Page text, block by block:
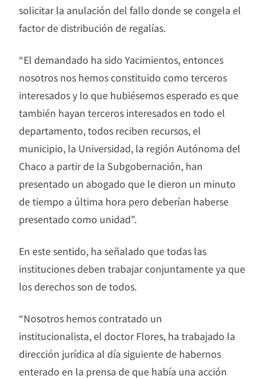
solicitar la anulación del fallo donde se congela el
factor de distribución de regalías.
“El demandado ha sido Yacimientos, entonces
nosotros nos hemos constituido como terceros
interesados y lo que hubiésemos esperado es que
también hayan terceros interesados en todo el
departamento, todos reciben recursos, el
municipio, la Universidad, la región Autónoma del
Chaco a partir de la Subgobernación, han
presentado un abogado que le dieron un minuto
de tiempo a última hora pero deberían haberse
presentado como unidad”.
En este sentido, ha señalado que todas las
instituciones deben trabajar conjuntamente ya que
los derechos son de todos.
“Nosotros hemos contratado un
institucionalista, el doctor Flores, ha trabajado la
dirección jurídica al día siguiente de habernos
enterado en la prensa de que había una acción